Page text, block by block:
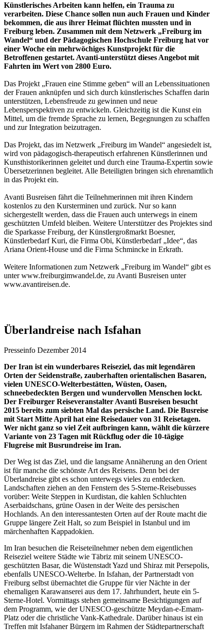
Künstlerisches Arbeiten kann helfen, ein Trauma zu
verarbeiten. Diese Chance sollen nun auch Frauen und Kinder
bekommen, die aus ihrer Heimat flüchten mussten und in
Freiburg leben. Zusammen mit dem Netzwerk „Freiburg im
Wandel“ und der Pädagogischen Hochschule Freiburg hat vor
einer Woche ein mehrwöchiges Kunstprojekt für die
Betroffenen gestartet. Avanti-unterstützt dieses Angebot mit
Fahrten im Wert von 2800 Euro.
Das Projekt „Frauen eine Stimme geben“ will an Lebenssituationen
der Frauen anknüpfen und sich durch künstlerisches Schaffen darin
unterstützen, Lebensfreude zu gewinnen und neue
Lebensperspektiven zu entwickeln. Gleichzeitig ist die Kunst ein
Mittel, um die fremde Sprache zu lernen, Begegnungen zu schaffen
und zur Integration beizutragen.
Das Projekt, das im Netzwerk „Freiburg im Wandel“ angesiedelt ist,
wird von pädagogisch-therapeutisch erfahrenen Künstlerinnen und
Kunsthistorikerinnen geleitet und durch eine Trauma-Expertin sowie
Übersetzerinnen begleitet. Alle Beteiligten bringen sich ehrenamtlich
in das Projekt ein.
Avanti Busreisen fährt die Teilnehmerinnen mit ihren Kindern
kostenlos zu den Kursterminen und zurück. Nur so kann
sichergestellt werden, dass die Frauen auch unterwegs in einem
geschützten Umfeld bleiben. Weitere Unterstützer des Projektes sind
die Sparkasse Freiburg, der Künstlergroßmarkt Boesner,
Künstlerbedarf Kuri, die Firma Obi, Künstlerbedarf „Idee“, das
Ariana Orient-House und die Firma Schmincke in Erkrath.
Weitere Informationen zum Netzwerk „Freiburg im Wandel“ gibt es
unter www.freiburgimwandel.de, zu Avanti Busreisen unter
www.avantireisen.de.
Überlandreise nach Isfahan
Presseinfo Dezember 2014
Der Iran ist ein wunderbares Reiseziel, das mit legendären
Orten der Seidenstraße, zauberhaften orientalischen Basaren,
vielen UNESCO-Welterbestätten, Wüsten, Oasen,
schneebedeckten Bergen und wundervollen Menschen lockt.
Der Freiburger Reiseveranstalter Avanti Busreisen besucht
2015 bereits zum siebten Mal das persische Land. Die Busreise
mit Start Mitte April hat eine Reisedauer von 31 Reisetagen.
Wer nicht ganz so viel Zeit aufbringen kann, wählt die kürzere
Variante von 23 Tagen mit Rückflug oder die 10-tägige
Flugreise mit Busrundreise im Iran.
Der Weg ist das Ziel, und die langsame Annäherung an den Orient
ist für manche die schönste Art des Reisens. Denn bei der
Überlandreise gibt es schon unterwegs vieles zu entdecken.
Landschaften ziehen an den Fenstern des 5-Sterne-Reisebusses
vorüber: Weite Steppen in Kurdistan, die kahlen Schluchten
Aserbaidschans, grüne Oasen in der Weite des persischen
Hochlands. An den interessantesten Orten auf der Route macht die
Gruppe längere Zeit Halt, so zum Beispiel in Istanbul und im
märchenhaften Kappadokien.
Im Iran besuchen die Reiseteilnehmer neben dem eigentlichen
Reiseziel weitere Städte wie Täbriz mit seinem UNESCO-
geschützten Basar, die Wüstenstadt Yazd und Shiraz mit Persepolis,
ebenfalls UNESCO-Welterbe. In Isfahan, der Partnerstadt von
Freiburg selbst übernachtet die Gruppe für vier Nächte in der
ehemaligen Karawanserei aus dem 17. Jahrhundert, heute ein 5-
Sterne-Hotel. Vormittags stehen gemeinsame Besichtigungen auf
dem Programm, wie der UNESCO-geschützte Meydan-e-Emam-
Platz oder die christliche Vank-Kathedrale. Darüber hinaus ist ein
Treffen mit Isfahaner Bürgern im Rahmen der Städtepartnerschaft